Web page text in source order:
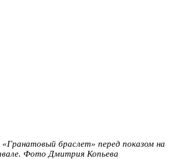
«Гранатовый браслет» перед показом на
Фото Дмитрия Копьева